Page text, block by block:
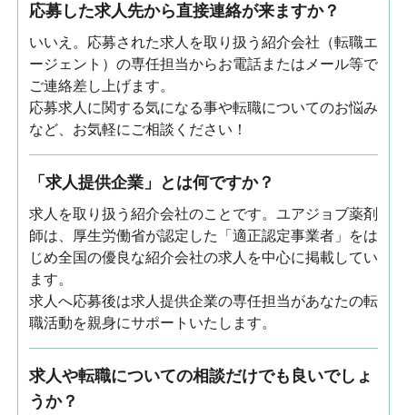
応募した求人先から直接連絡が来ますか？
いいえ。応募された求人を取り扱う紹介会社（転職エ
ージェント）の専任担当からお電話またはメール等で
ご連絡差し上げます。
応募求人に関する気になる事や転職についてのお悩み
など、お気軽にご相談ください！
「求人提供企業」とは何ですか？
求人を取り扱う紹介会社のことです。ユアジョブ薬剤
師は、厚生労働省が認定した「適正認定事業者」をは
じめ全国の優良な紹介会社の求人を中心に掲載してい
ます。
求人へ応募後は求人提供企業の専任担当があなたの転
職活動を親身にサポートいたします。
求人や転職についての相談だけでも良いでしょ
うか？